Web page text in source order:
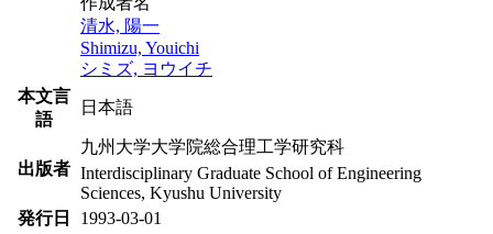
清水, 陽一
Shimizu, Youichi
シミズ, ヨウイチ
本文言
語
日本語
出版者
九州大学大学院総合理工学研究科
Interdisciplinary Graduate School of Engineering
Sciences, Kyushu University
発行日
1993-03-01